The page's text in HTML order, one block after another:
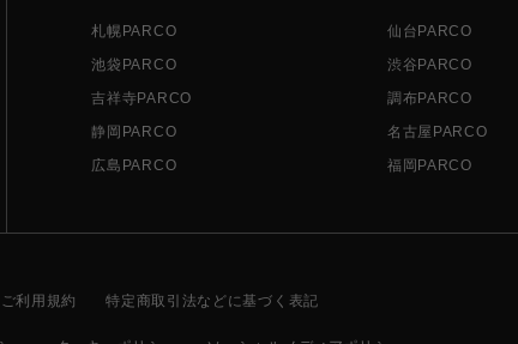
札幌PARCO 仙台PARCO
池袋PARCO
渋谷PARCO
吉祥寺PARCO
調布PARCO
静岡PARCO
名古屋PARCO
広島PARCO
福岡PARCO
ご利用規約 特定商取引法などに基づく表記